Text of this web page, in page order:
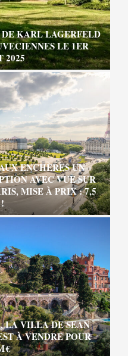
KARL LAGERFELD
LE 1ER
2025
ENCHÈRES UN
AVEC VUE SUR
MISE À PRIX : 7,5
LA VILLA DE SEAN
À VENDRE POUR
€